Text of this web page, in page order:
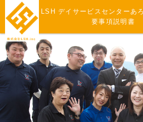
株式会社 LSH デイサービスセンター
要事項説明書